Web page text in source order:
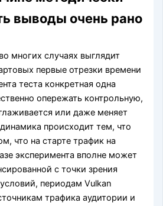
выводы очень рано
многих случаях выглядит
первые отрезки времени
теста конкретная одна
опережать контрольную,
или даже меняет
происходит тем, что
что на старте трафик на
эксперимента вполне может
с точки зрения
периодам Vulkan
трафика аудитории и